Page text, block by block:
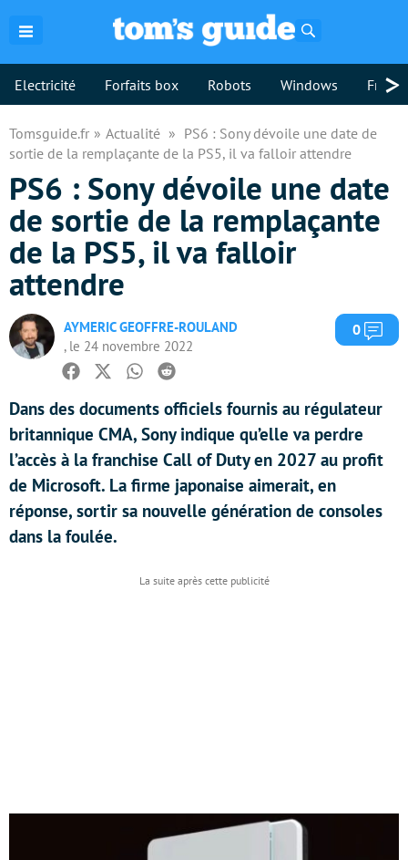
Electricité Forfaits box Robots Windows >
Tomsguide.fr Actualité
PS6 : Sony dévoile une date de
sortie de la remplaçante de la PS5, il va falloir attendre
PS6 : Sony dévoile une date
de sortie de la remplaçante
de la PS5, il va falloir
attendre
AYMERIC GEOFFRE-ROULAND
, le 24 novembre 2022
0
Facebook
TwitterWhatsapp
Reddit
Dans des documents officiels fournis au régulateur
britannique CMA, Sony indique qu’elle va perdre
l’accès à la franchise Call of Duty en 2027 au profit
de Microsoft. La firme japonaise aimerait, en
réponse, sortir sa nouvelle génération de consoles
dans la foulée.